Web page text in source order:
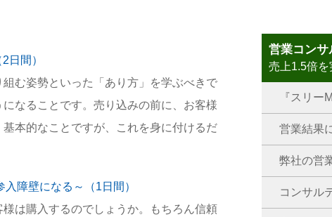
日間）
む姿勢といった「あり方」を学ぶべきで
なることです。売り込みの前に、お客様
本的なことですが、これを身に付けるだ
障壁になる～（1日間）
は購入するのでしょうか。もちろん信頼
営業コンサ
売上1.5倍
『スリー
営業結果
弊社の営
コンサル